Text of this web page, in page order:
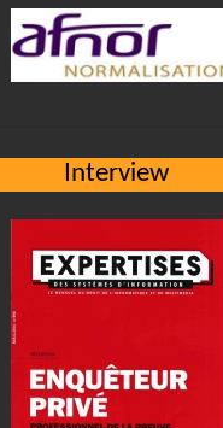
Interview